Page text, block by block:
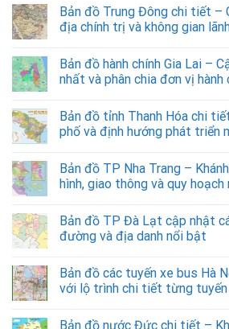
Bản đồ Trung Đông chi tiết –
địa chính trị và không gian
Bản đồ hành chính Gia Lai –
nhất và phân chia đơn vị
Bản đồ tỉnh Thanh Hóa chi
phố và định hướng phát triển
Bản đồ TP Nha Trang –
hình, giao thông và quy
Bản đồ TP Đà Lạt cập nhật
đường và địa danh nổi bật
Bản đồ các tuyến xe bus Hà
với lộ trình chi tiết từng tuyến
Bản đồ nước Đức chi tiết –